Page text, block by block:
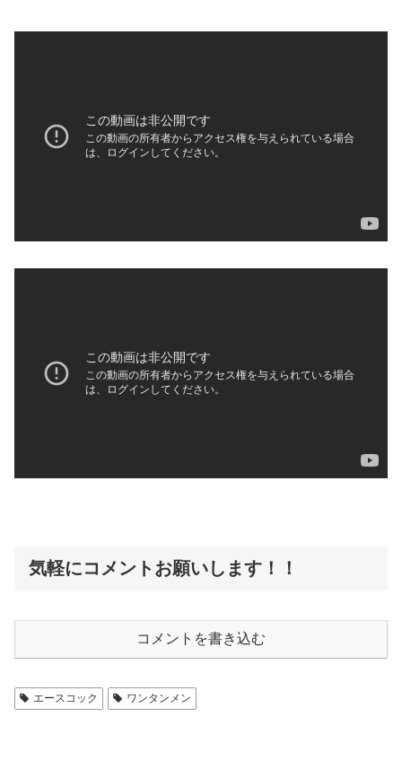
気軽にコメントお願いします！！
コメントを書き込む
エースコック ワンタンメン